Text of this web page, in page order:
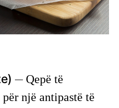
Qepë të
një antipastë të